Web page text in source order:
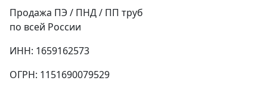
Продажа ПЭ / ПНД / ПП труб
по всей России
ИНН: 1659162573
ОГРН: 1151690079529